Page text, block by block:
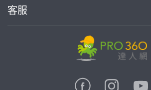
加入我們
熱門服務
案件中心
客服